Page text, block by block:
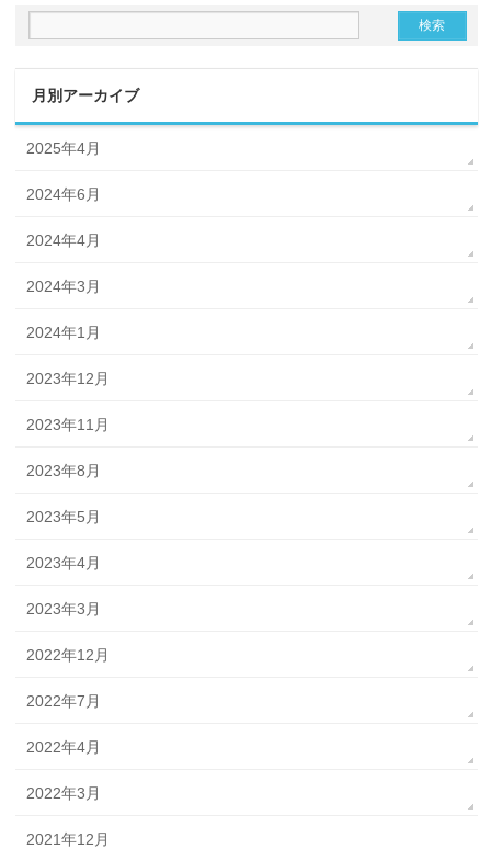
月別アーカイブ
2025年4月
2024年6月
2024年4月
2024年3月
2024年1月
2023年12月
2023年11月
2023年8月
2023年5月
2023年4月
2023年3月
2022年12月
2022年7月
2022年4月
2022年3月
2021年12月